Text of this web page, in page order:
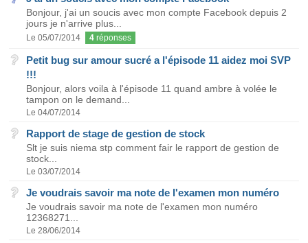
Bonjour, j'ai un soucis avec mon compte Facebook depuis 2
jours je n'arrive plus...
Le 05/07/2014 4 réponses
Petit bug sur amour sucré a l'épisode 11 aidez moi SVP
!!!
Bonjour, alors voila à l'épisode 11 quand ambre à volée le
tampon on le demand...
Le 04/07/2014
Rapport de stage de gestion de stock
Slt je suis niema stp comment fair le rapport de gestion de
stock...
Le 03/07/2014
Je voudrais savoir ma note de l'examen mon numéro
Je voudrais savoir ma note de l'examen mon numéro
12368271...
Le 28/06/2014